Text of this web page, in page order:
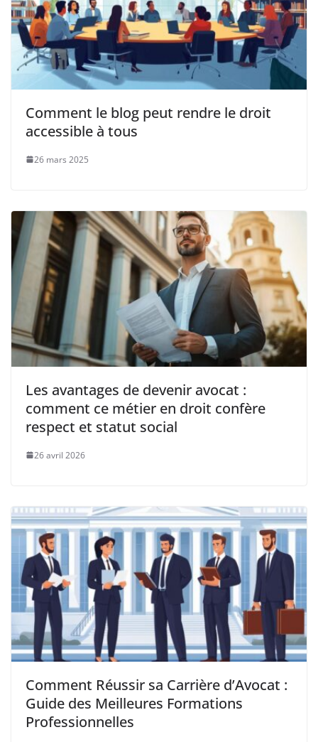
Comment le blog peut rendre le droit
accessible à tous
26 mars 2025
Les avantages de devenir avocat :
comment ce métier en droit confère
respect et statut social
26 avril 2026
Comment Réussir sa Carrière d’Avocat :
Guide des Meilleures Formations
Professionnelles